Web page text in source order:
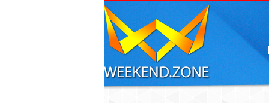
ГЛАВНАЯ